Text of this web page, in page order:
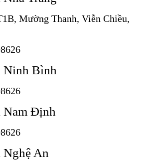
Mường Thanh, Viễn Chiều,
Ninh Bình
Nam Định
Nghệ An